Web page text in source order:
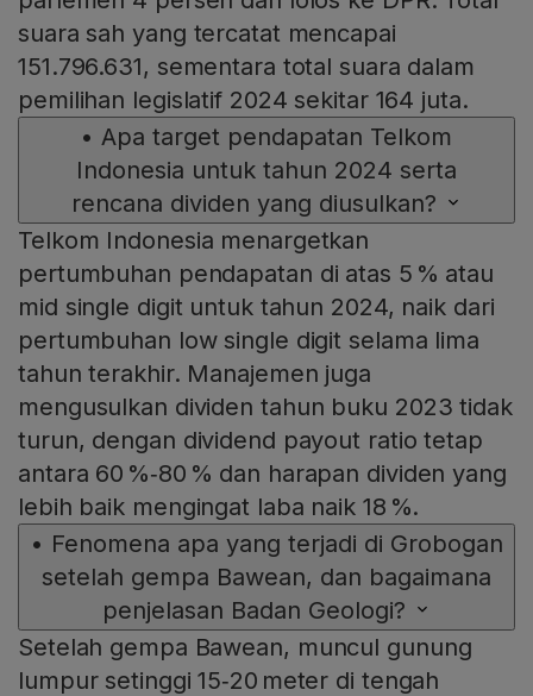
suara sah yang tercatat mencapai
151.796.631, sementara total suara dalam
pemilihan legislatif 2024 sekitar 164 juta.
• Apa target pendapatan Telkom
Indonesia untuk tahun 2024 serta
rencana dividen yang diusulkan?
Telkom Indonesia menargetkan
pertumbuhan pendapatan di atas 5 % atau
mid single digit untuk tahun 2024, naik dari
pertumbuhan low single digit selama lima
tahun terakhir. Manajemen juga
mengusulkan dividen tahun buku 2023 tidak
turun, dengan dividend payout ratio tetap
antara 60 %‑80 % dan harapan dividen yang
lebih baik mengingat laba naik 18 %.
• Fenomena apa yang terjadi di Grobogan
setelah gempa Bawean, dan bagaimana
penjelasan Badan Geologi?
Setelah gempa Bawean, muncul gunung
lumpur setinggi 15‑20 meter di tengah